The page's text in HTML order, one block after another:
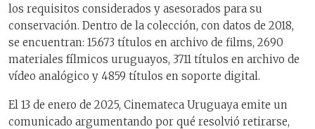
los requisitos considerados y asesorados para su
conservación. Dentro de la colección, con datos de 2018,
se encuentran: 15.673 títulos en archivo de films, 2690
materiales fílmicos uruguayos, 3711 títulos en archivo de
vídeo analógico y 4859 títulos en soporte digital.
El 13 de enero de 2025, Cinemateca Uruguaya emite un
comunicado argumentando por qué resolvió retirarse,